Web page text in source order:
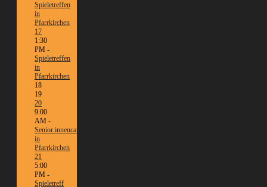
Spieletreffen
in
Pfarrkirchen
17
1:30
PM -
Spieletreffen
in
Pfarrkirchen
18
19
20
9:00
AM -
Senior:innencafé
in
Pfarrkirchen
21
5:00
PM -
Spieletreff